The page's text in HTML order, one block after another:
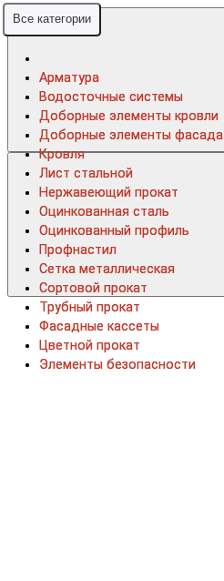
Все категории
Арматура
Водосточные системы
Доборные элементы кровли
Доборные элементы фасада
Кровля
Лист стальной
Нержавеющий прокат
Оцинкованная сталь
Оцинкованный профиль
Профнастил
Сетка металлическая
Сортовой прокат
Трубный прокат
Фасадные кассеты
Цветной прокат
Элементы безопасности
Все категории
Арматура
Водосточные системы
Доборные элементы кровли
Доборные элементы фасада
Кровля
Лист стальной
Нержавеющий прокат
Оцинкованная сталь
Оцинкованный профиль
Профнастил
Сетка металлическая
Сортовой прокат
Трубный прокат
Фасадные кассеты
Цветной прокат
Элементы безопасности